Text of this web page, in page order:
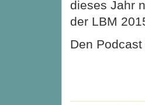
dieses Jahr
der LBM
Den